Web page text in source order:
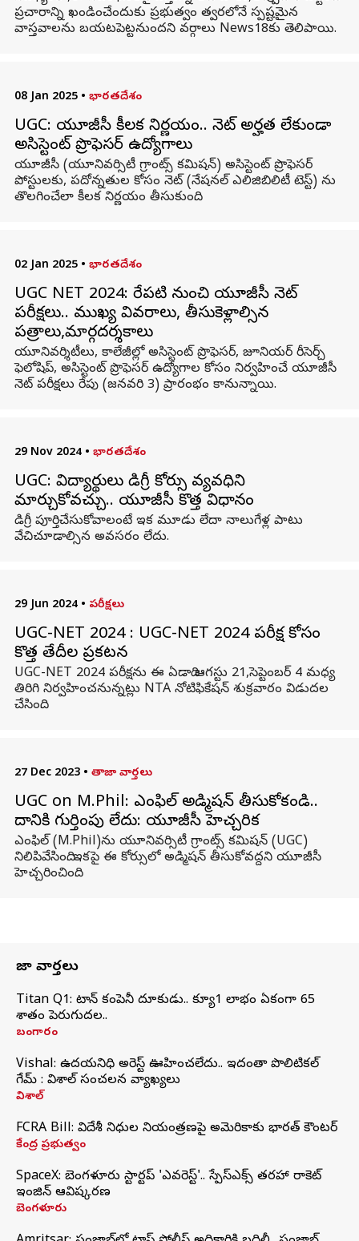
ప్రచారాన్ని ఖండించేందుకు ప్రభుత్వం త్వరలోనే స్పష్టమైన
వాస్తవాలను బయటపెట్టనుందని వర్గాలు News18‌కు తెలిపాయి.
08 Jan 2025 • భారతదేశం
UGC: యూజీసీ కీలక నిర్ణయం.. నెట్ అర్హత లేకుండా
అసిస్టెంట్ ప్రొఫెసర్ ఉద్యోగాలు
యూజీసీ (యూనివర్సిటీ గ్రాంట్స్ కమిషన్) అసిస్టెంట్ ప్రొఫెసర్
పోస్టులకు, పదోన్నతుల కోసం నెట్ (నేషనల్ ఎలిజిబిలిటీ టెస్ట్) ను
తొలగించేలా కీలక నిర్ణయం తీసుకుంది.
02 Jan 2025 • భారతదేశం
UGC NET 2024: రేపటి నుంచి యూజీసీ నెట్
పరీక్షలు.. ముఖ్య వివరాలు, తీసుకెళ్లాల్సిన
పత్రాలు,మార్గదర్శకాలు
యూనివర్శిటీలు, కాలేజీల్లో అసిస్టెంట్ ప్రొఫెసర్, జూనియర్ రీసెర్చ్
ఫెలోషిప్, అసిస్టెంట్ ప్రొఫెసర్ ఉద్యోగాల కోసం నిర్వహించే యూజీసీ
నెట్ పరీక్షలు రేపు (జనవరి 3) ప్రారంభం కానున్నాయి.
29 Nov 2024 • భారతదేశం
UGC: విద్యార్థులు డిగ్రీ కోర్సు వ్యవధిని
మార్చుకోవచ్చు.. యూజీసీ కొత్త విధానం
డిగ్రీ పూర్తిచేసుకోవాలంటే ఇక మూడు లేదా నాలుగేళ్ల పాటు
వేచిచూడాల్సిన అవసరం లేదు.
29 Jun 2024 • పరీక్షలు
UGC-NET 2024 : UGC-NET 2024 పరీక్ష కోసం
కొత్త తేదీల ప్రకటన
UGC-NET 2024 పరీక్షను ఈ ఏడాది ఆగస్టు 21,సెప్టెంబర్ 4 మధ్య
తిరిగి నిర్వహించనున్నట్లు NTA నోటిఫికేషన్ శుక్రవారం విడుదల
చేసింది.
27 Dec 2023 • తాజా వార్తలు
UGC on M.Phil: ఎంఫిల్‌ అడ్మిషన్ తీసుకోకండి..
దానికి గుర్తింపు లేదు: యూజీసీ హెచ్చరిక
ఎంఫిల్‌ (M.Phil)ను యూనివర్సిటీ గ్రాంట్స్ కమిషన్ (UGC)
నిలిపివేసింది. ఇకపై ఈ కోర్సులో అడ్మిషన్ తీసుకోవద్దని యూజీసీ
హెచ్చరించింది.
తాజా వార్తలు
Titan Q1: టైటాన్ కంపెనీ దూకుడు.. క్యూ1 లాభం ఏకంగా 65
శాతం పెరుగుదల..
బంగారం
Vishal: ఉదయనిధి అరెస్ట్‌ ఊహించలేదు.. ఇదంతా పొలిటికల్
గేమ్ : విశాల్ సంచలన వ్యాఖ్యలు
విశాల్
FCRA Bill: విదేశీ నిధుల నియంత్రణపై అమెరికాకు భారత్‌ కౌంటర్
కేంద్ర ప్రభుత్వం
SpaceX: బెంగళూరు స్టార్టప్‌ 'ఎవరెస్ట్'.. స్పేస్‌ఎక్స్ తరహా రాకెట్‌
ఇంజిన్‌ ఆవిష్కరణ
బెంగళూరు